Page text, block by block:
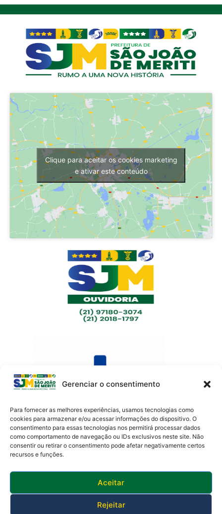
Gerenciar o consentimento
Para fornecer as melhores experiências, usamos tecnologias como
cookies para armazenar e/ou acessar informações do dispositivo. O
consentimento para essas tecnologias nos permitirá processar dados
como comportamento de navegação ou IDs exclusivos neste site. Não
consentir ou retirar o consentimento pode afetar negativamente certos
recursos e funções.
Aceitar
Rejeitar
Clique para aceitar os cookies marketing
e ativar este conteúdo
Av. Presidente Lincoln, 899 – Jardim Meriti
São João de Meriti – RJ CEP
25555-201
Horário de funcionamento: 8:30h às 17:30h